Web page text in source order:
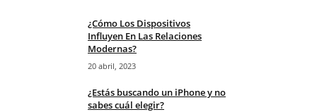
¿Cómo Los Dispositivos
Influyen En Las Relaciones
Modernas?
20 abril, 2023
¿Estás buscando un iPhone y no
sabes cuál elegir?